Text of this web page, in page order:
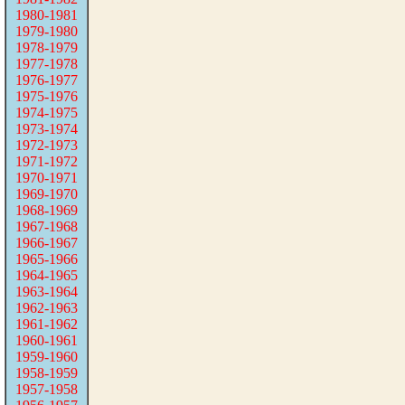
1980-1981
1979-1980
1978-1979
1977-1978
1976-1977
1975-1976
1974-1975
1973-1974
1972-1973
1971-1972
1970-1971
1969-1970
1968-1969
1967-1968
1966-1967
1965-1966
1964-1965
1963-1964
1962-1963
1961-1962
1960-1961
1959-1960
1958-1959
1957-1958